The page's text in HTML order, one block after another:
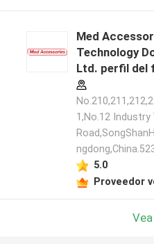
Med
Technology
Ltd. perfil del
1,No.12 Industry
5.0
Proveedor